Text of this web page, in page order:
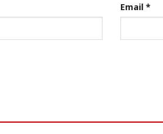
Email *